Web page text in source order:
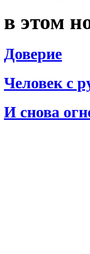
в этом
Доверие
Человек с
И снова